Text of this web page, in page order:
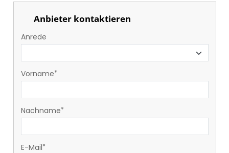
Anbieter kontaktieren
Anrede
Vorname
Nachname
E-Mail